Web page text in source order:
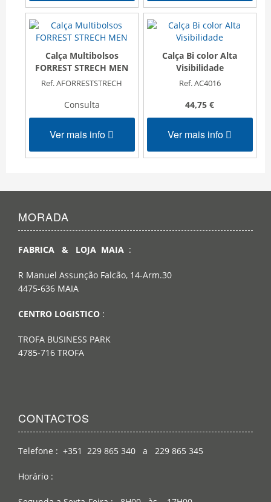
Calça Multibolsos
FORREST STRECH MEN
Ref. AFORRESTSTRECH
Consulta
Ver mais info
Calça Bi color Alta
Visibilidade
Ref. AC4016
44,75 €
Ver mais info
MORADA
FABRICA & LOJA MAIA :
R Manuel Assunção Falcão, 14-Arm.30
4475-636 MAIA
CENTRO LOGISTICO :
TROFA BUSINESS PARK
4785-716 TROFA
CONTACTOS
Telefone : +351 229 865 340 a 229 865 345
Horário :